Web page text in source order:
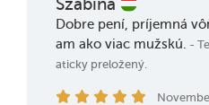
Dobre pení, príjemná
am ako viac mužskú. -
aticky preložený.